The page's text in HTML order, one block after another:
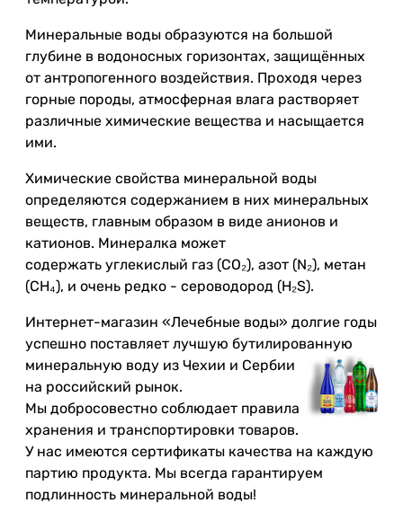
Минеральные воды образуются на большой
глубине в водоносных горизонтах, защищённых
от антропогенного воздействия. Проходя через
горные породы, атмосферная влага растворяет
различные химические вещества и насыщается
ими.
Химические свойства минеральной воды
определяются содержанием в них минеральных
веществ, главным образом в виде анионов и
катионов. Минералка может
содержать углекислый газ (CO₂), азот (N₂), метан
(CH₄), и очень редко - сероводород (H₂S).
Интернет-магазин «Лечебные воды» долгие годы
успешно поставляет лучшую бутилированную
минеральную воду из Чехии и Сербии
на российский рынок.
Мы добросовестно соблюдает правила
хранения и транспортировки товаров.
У нас имеются сертификаты качества на каждую
партию продукта. Мы всегда гарантируем
подлинность минеральной воды!